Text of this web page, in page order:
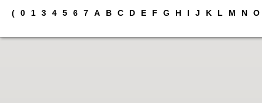
( 0 1 3 4 5 6 7 A B C D E F G H I J K L M N O